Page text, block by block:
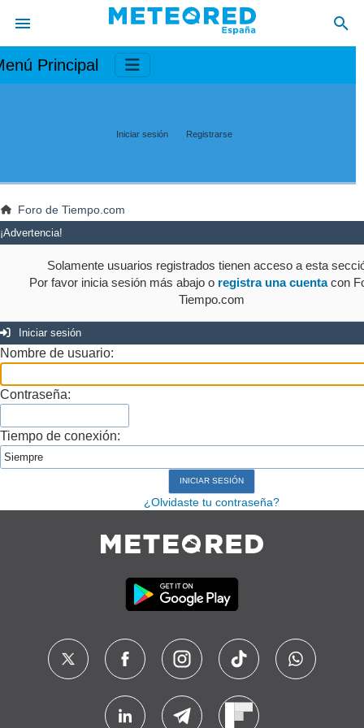
Principal
Iniciar sesión Registrarse
Foro de Tiempo.com
¡Advertencia!
Solamente usuarios registrados tienen acceso a esta
Por favor inicia sesión más abajo o registra una cuentacon
Tiempo.com
Iniciar sesión
Nombre de usuario:
Contraseña:
Tiempo de conexión:
¿Olvidaste tu contraseña?